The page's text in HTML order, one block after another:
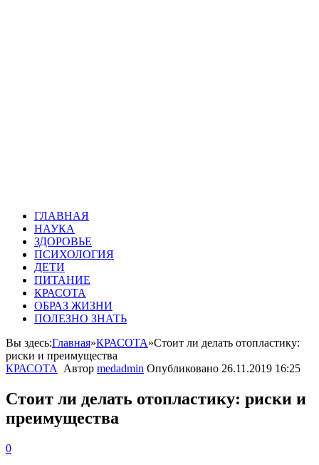
ГЛАВНАЯ
НАУКА
ЗДОРОВЬЕ
ПСИХОЛОГИЯ
ДЕТИ
ПИТАНИЕ
КРАСОТА
ОБРАЗ ЖИЗНИ
ПОЛЕЗНО ЗНАТЬ
Вы здесь:Главная»КРАСОТА»Стоит ли делать отопластику:
риски и преимущества
КРАСОТА
Автор medadmin Опубликовано 26.11.2019 16:25
Стоит ли делать отопластику: риски и
преимущества
0